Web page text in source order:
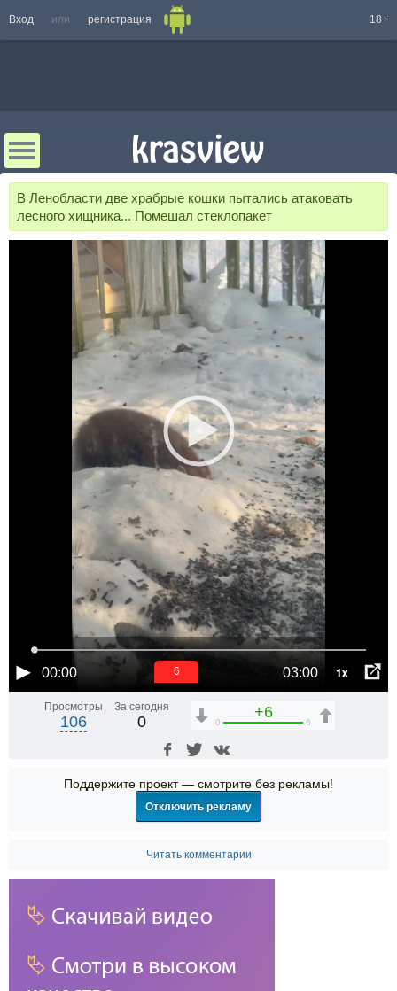
Вход или регистрация 18+
В Ленобласти две храбрые кошки пытались атаковать
лесного хищника... Помешал стеклопакет⁠
00:00 03:00 1x
6
Просмотры
106
За сегодня
0
+6
0 6
Поддержите проект — смотрите без рекламы!
Отключить рекламу
Читать комментарии